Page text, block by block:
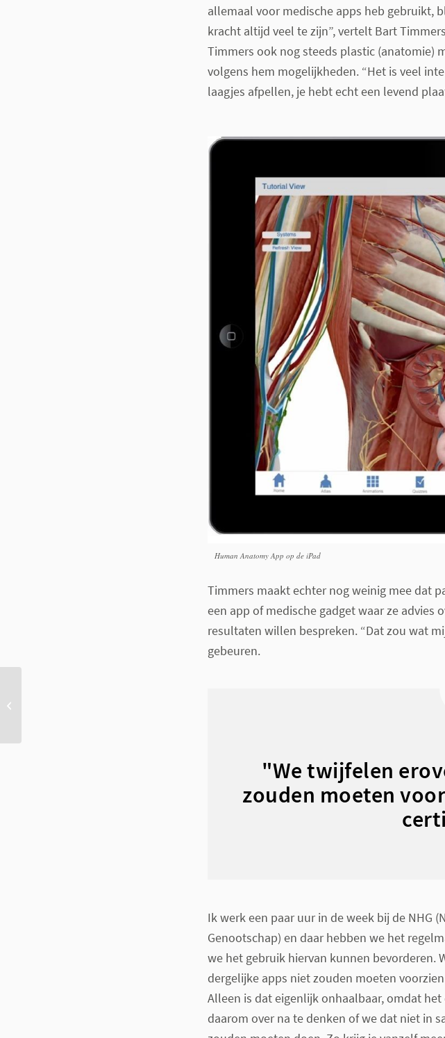
allemaal voor medische apps heb gebruikt,
kracht altijd veel te zijn”, vertelt Bart
Timmers ook nog steeds plastic (anatomie)
volgens hem mogelijkheden. “Het is veel
laagjes afpellen, je hebt echt een levend
Human Anatomy App op de iPad
Timmers maakt echter nog weinig mee dat
een app of medische gadget waar ze advies
resultaten willen bespreken. “Dat zou wat
gebeuren.
"We twijfelen
zouden moeten
Ik werk een paar uur in de week bij de NHG
Genootschap) en daar hebben we het
we het gebruik hiervan kunnen bevorderen.
dergelijke apps niet zouden moeten
Alleen is dat eigenlijk onhaalbaar, omdat het
daarom over na te denken of we dat niet in